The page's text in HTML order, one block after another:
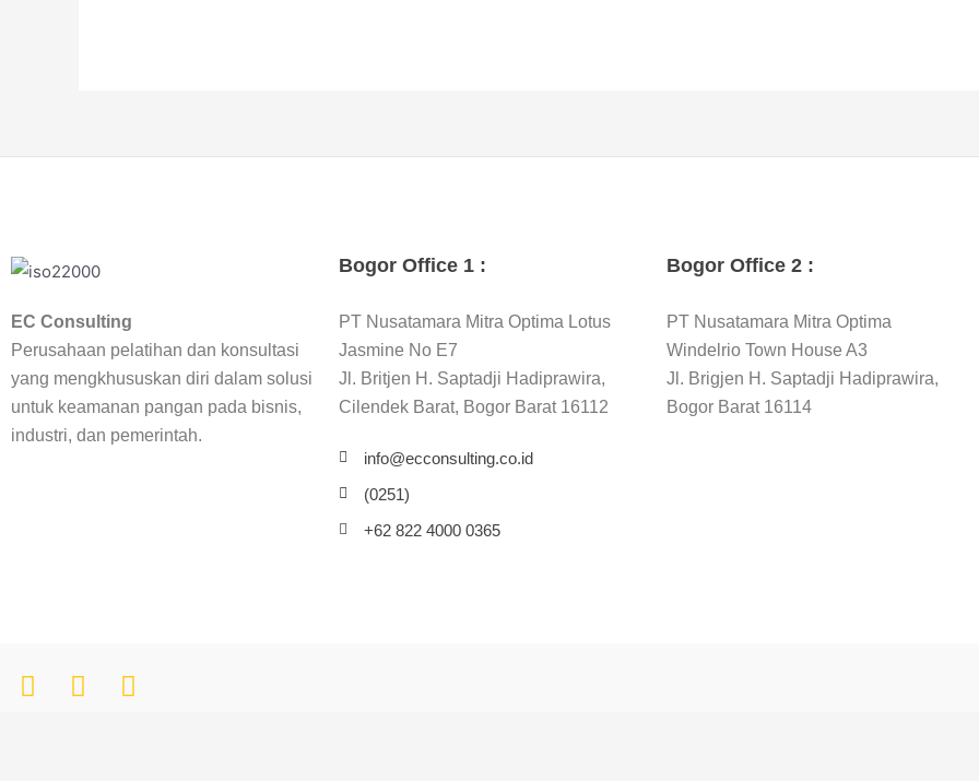
EC Consulting
Perusahaan pelatihan dan konsultasi
yang mengkhususkan diri dalam solusi
untuk keamanan pangan pada bisnis,
industri, dan pemerintah.
Bogor Office 1 :
PT Nusatamara Mitra Optima Lotus
Jasmine No E7
Jl. Britjen H. Saptadji Hadiprawira,
Cilendek Barat, Bogor Barat 16112
info@ecconsulting.co.id
(0251)
+62 822 4000 0365
Bogor Office 2 :
PT Nusatamara Mitra Optima
Windelrio Town House A3
Jl. Brigjen H. Saptadji Hadiprawira,
Bogor Barat 16114